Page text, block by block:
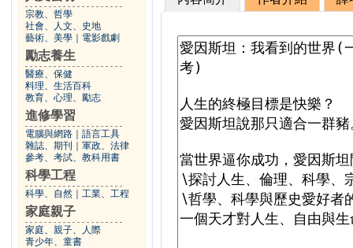
宗教、哲學
社會、人文、史地
藝術、美學
電影戲劇
勵志養生
醫療、保健
料理、生活百科
教育、心理、勵志
進修學習
電腦與網路
語言工具
雜誌、期刊
軍政、法律
參考、考試、教科用書
科學工程
科學、自然 工業、工程
家庭親子
家庭、親子、人際
青少年、童書